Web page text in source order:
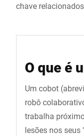
O que é
Um cobot
robô
trabalha
lesões nos
chave